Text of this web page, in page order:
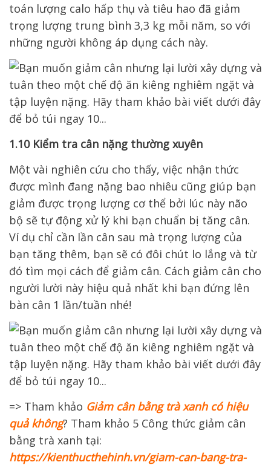
toán lượng calo hấp thụ và tiêu hao đã giảm
trọng lượng trung bình 3,3 kg mỗi năm, so với
những người không áp dụng cách này.
1.10 Kiểm tra cân nặng thường xuyên
Một vài nghiên cứu cho thấy, việc nhận thức
được mình đang nặng bao nhiêu cũng giúp bạn
giảm được trọng lượng cơ thể bởi lúc này não
bộ sẽ tự động xử lý khi bạn chuẩn bị tăng cân.
Ví dụ chỉ cần lần cân sau mà trọng lượng của
bạn tăng thêm, bạn sẽ có đôi chút lo lắng và từ
đó tìm mọi cách để giảm cân. Cách giảm cân cho
người lười này hiệu quả nhất khi bạn đứng lên
bàn cân 1 lần/tuần nhé!
=> Tham khảo Giảm cân bằng trà xanh có hiệu
quả không? Tham khảo 5 Công thức giảm cân
bằng trà xanh tại:
https://kienthucthehinh.vn/giam-can-bang-tra-